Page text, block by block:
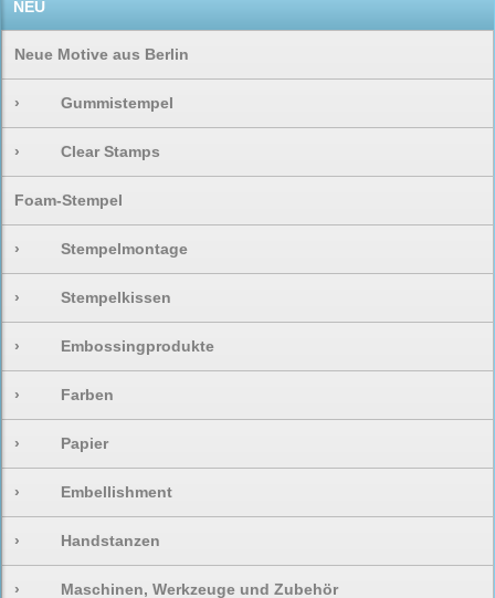
NEU
Neue Motive aus Berlin
› Gummistempel
› Clear Stamps
Foam-Stempel
› Stempelmontage
› Stempelkissen
› Embossingprodukte
› Farben
› Papier
› Embellishment
› Handstanzen
› Maschinen, Werkzeuge und Zubehör